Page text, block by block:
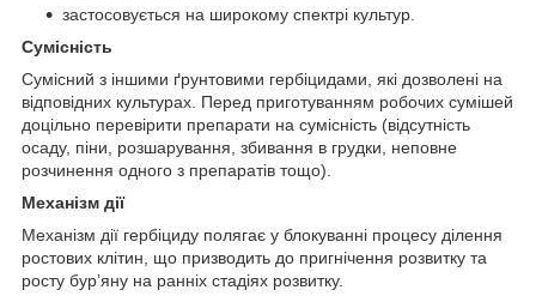
застосовується на широкому спектрі культур.
Сумісність
Сумісний з іншими ґрунтовими гербіцидами, які дозволені на
відповідних культурах. Перед приготуванням робочих сумішей
доцільно перевірити препарати на сумісність (відсутність
осаду, піни, розшарування, збивання в грудки, неповне
розчинення одного з препаратів тощо).
Механiзм дії
Механізм дії гербіциду полягає у блокуванні процесу ділення
ростових клітин, що призводить до пригнічення розвитку та
росту бур’яну на ранніх стадіях розвитку.